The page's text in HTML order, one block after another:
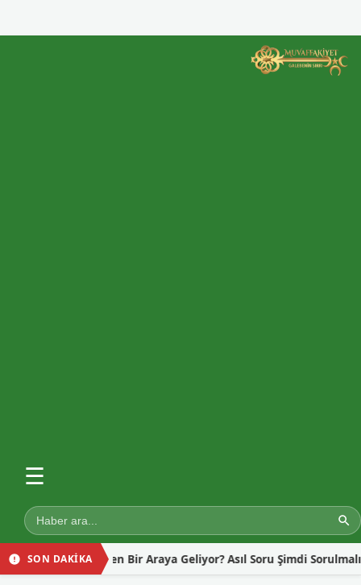
☰
SON DAKİKA
İçin Neden Bir Araya Geliyor? Asıl Soru Şimdi Sorulmalı!